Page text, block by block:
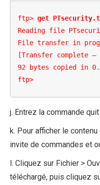
ftp> get
Reading file
File transfer in
[Transfer complete –
92 bytes copied in
ftp>
j. Entrez la commande
k. Pour afficher le
invite de commandes et
l. Cliquez sur Fichier >
téléchargé, puis cliquez